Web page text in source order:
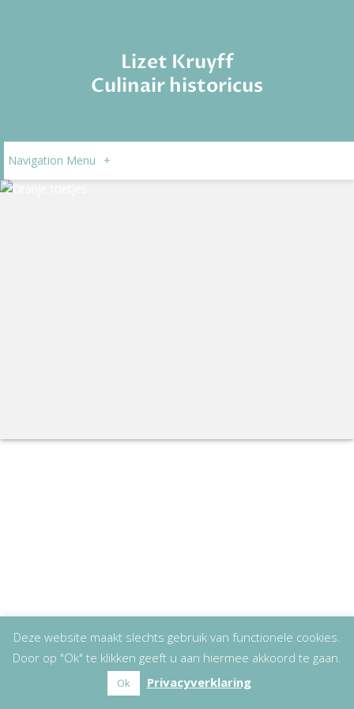
Lizet Kruyff
Culinair historicus
Navigation Menu +
Deze website maakt slechts gebruik van functionele cookies.
Door op "Ok" te klikken geeft u aan hiermee akkoord te gaan.
Ok Privacyverklaring